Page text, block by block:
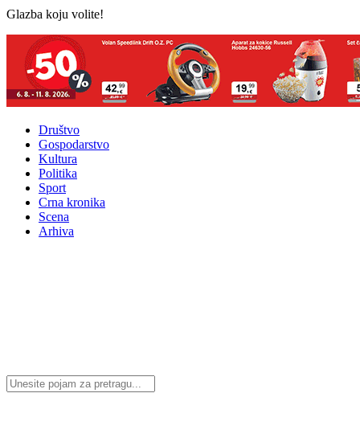
Glazba koju volite!
Društvo
Gospodarstvo
Kultura
Politika
Sport
Crna kronika
Scena
Arhiva